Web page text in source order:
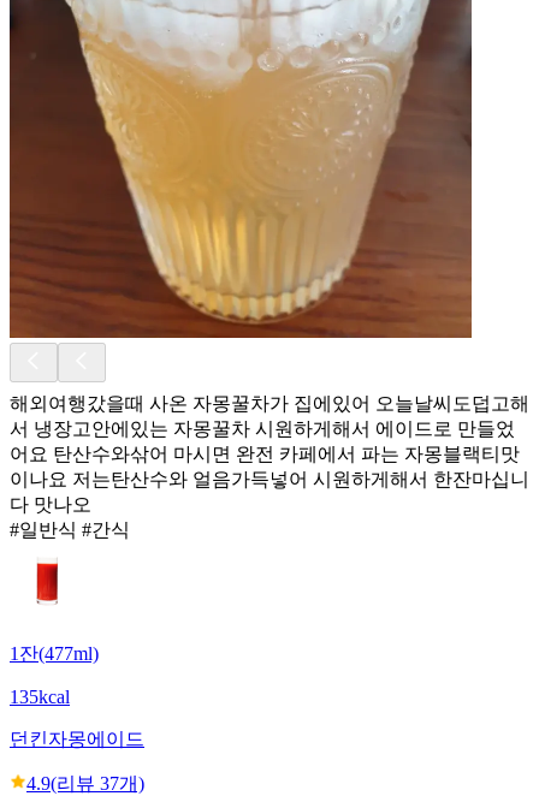
해외여행갔을때 사온 자몽꿀차가 집에있어 오늘날씨도덥고해
서 냉장고안에있는 자몽꿀차 시원하게해서 에이드로 만들었
어요 탄산수와삮어 마시면 완전 카페에서 파는 자몽블랙티맛
이나요 저는탄산수와 얼음가득넣어 시원하게해서 한잔마십니
다 맛나오
#일반식 #간식
1잔(477ml)
135kcal
던킨자몽에이드
4.9(리뷰 37개)